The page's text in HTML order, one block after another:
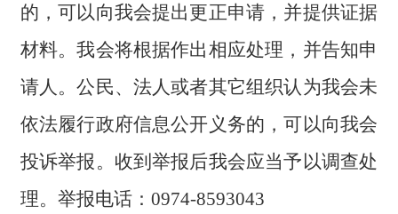
的，可以向我会提出更正申请，并提供证据
材料。我会将根据作出相应处理，并告知申
请人。公民、法人或者其它组织认为我会未
依法履行政府信息公开义务的，可以向我会
投诉举报。收到举报后我会应当予以调查处
理。举报电话：0974-8593043